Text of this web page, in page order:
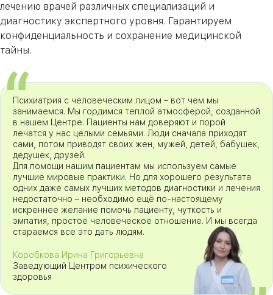
лечению врачей различных специализаций и
диагностику экспертного уровня. Гарантируем
конфиденциальность и сохранение медицинской
тайны.
Психиатрия с человеческим лицом – вот чем мы
занимаемся. Мы гордимся теплой атмосферой, созданной
в нашем Центре. Пациенты нам доверяют и порой
лечатся у нас целыми семьями. Люди сначала приходят
сами, потом приводят своих жен, мужей, детей, бабушек,
дедушек, друзей.
Для помощи нашим пациентам мы используем самые
лучшие мировые практики. Но для хорошего результата
одних даже самых лучших методов диагностики и лечения
недостаточно – необходимо ещё по-настоящему
искреннее желание помочь пациенту, чуткость и
эмпатия, простое человеческое отношение. И мы всегда
стараемся все это дать людям.
Коробкова Ирина Григорьевна
Заведующий Центром психического
здоровья